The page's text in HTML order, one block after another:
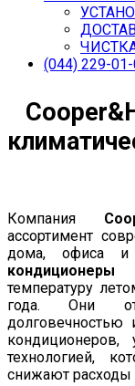
(044) 229-
Компания
ассортимент
дома, офиса и
кондиционеры
температуру
года. Они
долговечностью
технологией,
снижают расходы